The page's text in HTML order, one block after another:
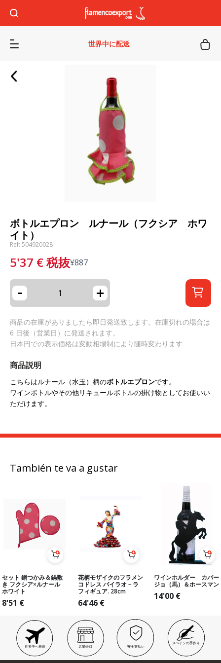
世界中に配送
ボトルエプロン ルナール（フクシア ホワ
イト）
Ref: 504920028
5'37 €税抜¥887
- +
商品の在庫がありましたら即日発送致します。在庫切れの場合は
6 日後（営業日）に発送されます。
日本円での表示価格は変動相場制により随時変わります
商品説明
こちらはルナール（水玉）柄のボトルエプロンです。
ワインボトルやその他リキュールボトルの掛け物としてお使いい
ただけます。
También te va a gustar
セット 鍋つかみ＆鍋敷
き フクシア×ルナール
ホワイト
8'51 €
花柄モザイクのフラメン
コドレス バイラオ－ラ
フィギュア. 28cm
64'46 €
ワインホルダー カバー
ジョ（馬）＆ホースマン
14'00 €
世界中へ発送 店舗受取 安全支払い
スペインの手作り